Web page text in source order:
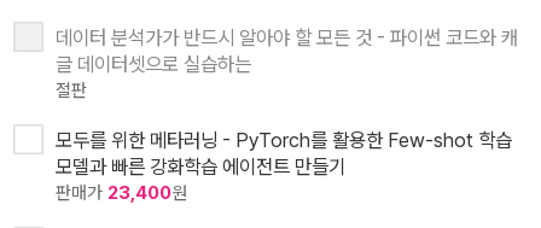
데이터 분석가가 반드시 알아야 할 모든 것 - 파이썬 코드와 캐
글 데이터셋으로 실습하는
절판
모두를 위한 메타러닝 - PyTorch를 활용한 Few-shot 학습
모델과 빠른 강화학습 에이전트 만들기
판매가 23,400원